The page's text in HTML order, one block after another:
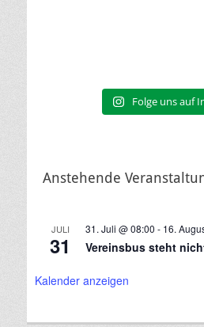
Folge uns auf
Anstehende
JULI
31
31. Juli @ 08:00 - 16.
Vereinsbus steht
Kalender anzeigen